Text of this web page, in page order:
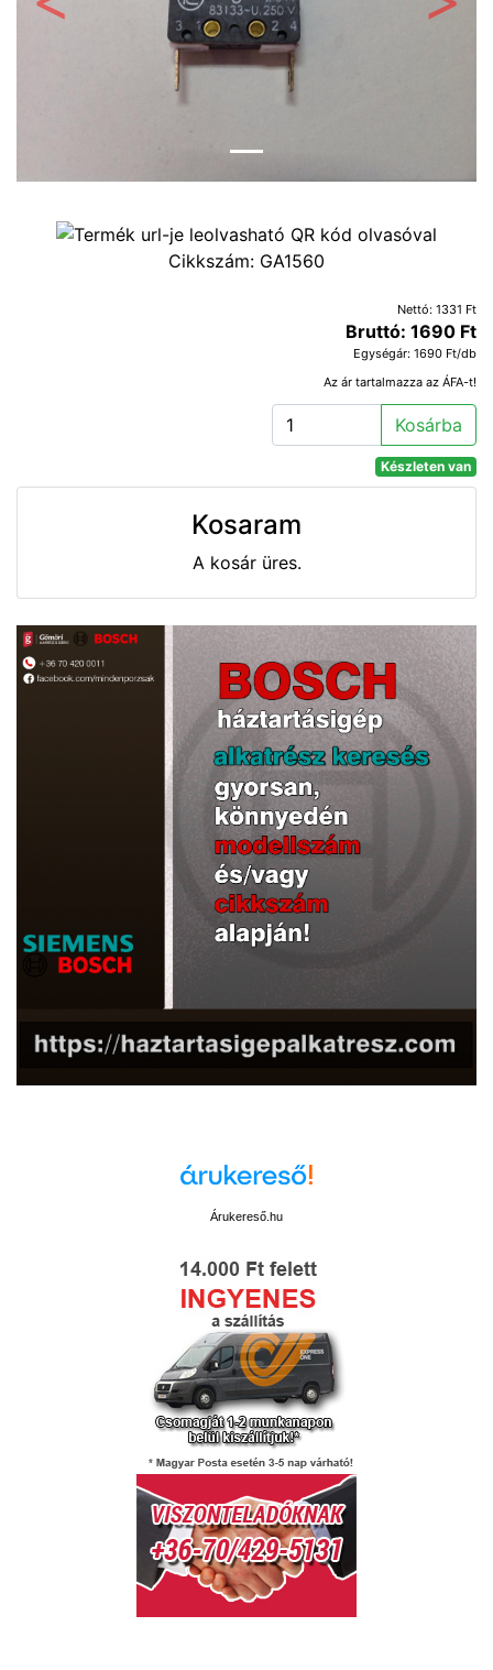
Előző
Cikkszám: GA1560
Nettó: 1331 Ft
Bruttó: 1690 Ft
Egységár: 1690 Ft/db
Az ár tartalmazza az ÁFA-t!
Kosárba
Készleten van
Kosaram
A kosár üres.
Árukereső.hu